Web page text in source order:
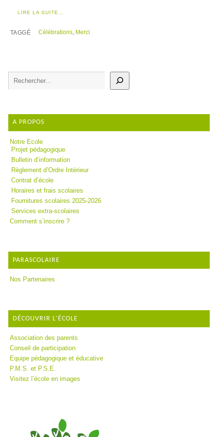
LIRE LA SUITE…
TAGGÉ Célébrations Merci
A PROPOS
Notre Ecole
Projet pédagogique
Bulletin d’information
Règlement d’Ordre Intérieur
Contrat d’école
Horaires et frais scolaires
Fournitures scolaires 2025-2026
Services extra-scolaires
Comment s’inscrire ?
PARASCOLAIRE
Nos Partenaires
DÉCOUVRIR L’ÉCOLE
Association des parents
Conseil de participation
Equipe pédagogique et éducative
P.M.S. et P.S.E.
Visitez l’école en images